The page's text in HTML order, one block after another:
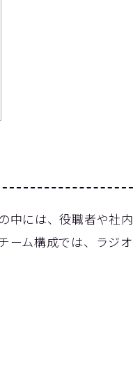
中には、役職者や社内
ーム構成では、ラジオ